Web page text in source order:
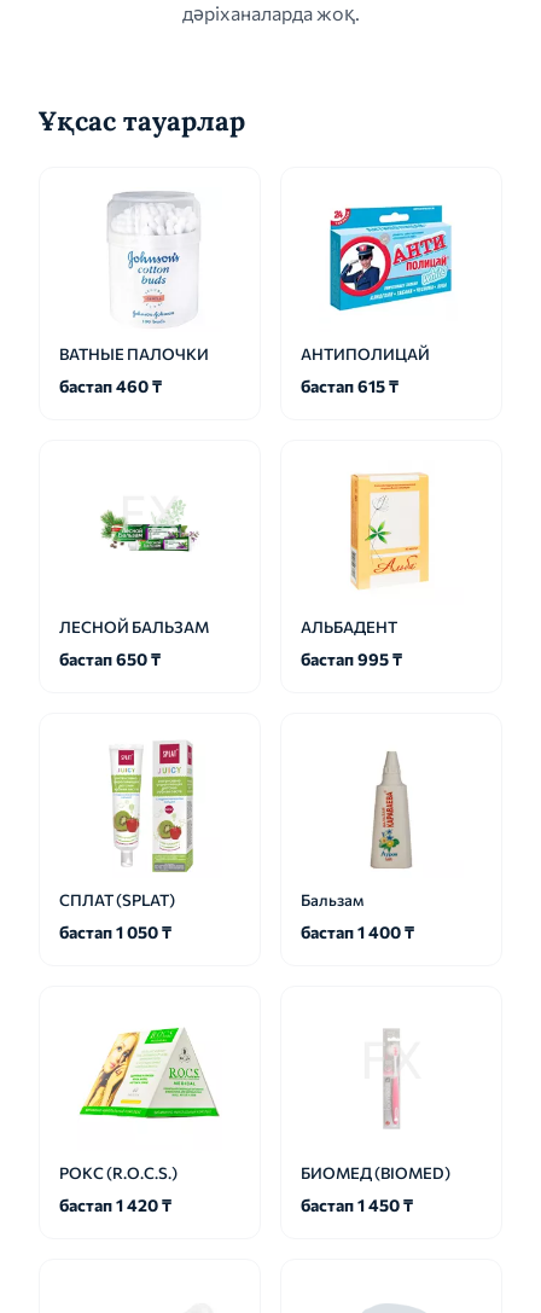
дәріханаларда жоқ.
Ұқсас тауарлар
ВАТНЫЕ ПАЛОЧКИ
бастап 460 ₸
АНТИПОЛИЦАЙ
бастап 615 ₸
ЛЕСНОЙ БАЛЬЗАМ
бастап 650 ₸
АЛЬБАДЕНТ
бастап 995 ₸
СПЛАТ (SPLAT)
бастап 1 050 ₸
Бальзам
бастап 1 400 ₸
РОКС (R.O.C.S.)
бастап 1 420 ₸
БИОМЕД (BIOMED)
бастап 1 450 ₸